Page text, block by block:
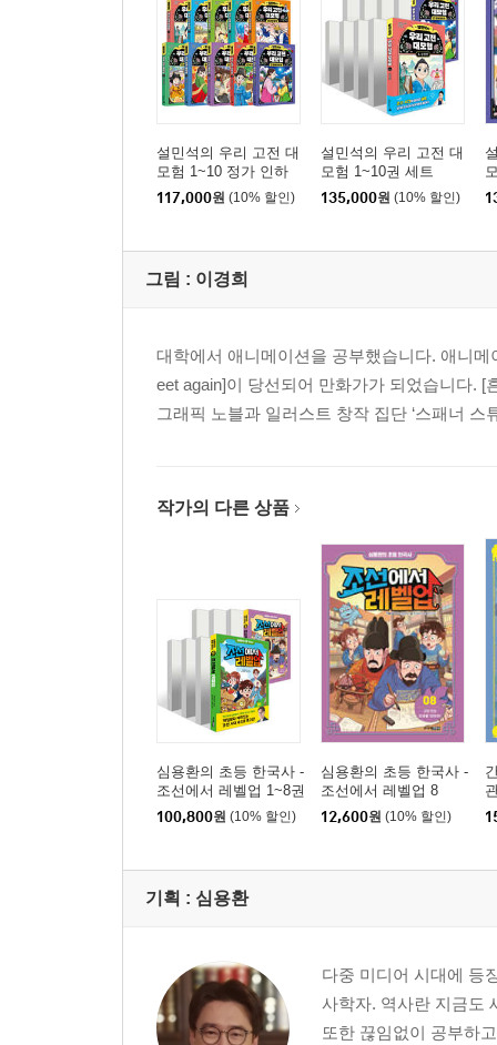
설민석의 우리 고전 대
모험 1~10 정가 인하
세트
117,000원 (10% 할인)
설민석의 우리 고전 대
모험 1~10권 세트
135,000원 (10% 할인)
그림 : 이경희
대학에서 애니메이션을 공부했습니다. 애니
eet again]이 당선되어 만화가가 되었습니다.
그래픽 노블과 일러스트 창작 집단 ‘스패너
작가의 다른 상품
심용환의 초등 한국사 -
조선에서 레벨업 1~8권
세트
100,800원 (10% 할인)
심용환의 초등 한국사 -
조선에서 레벨업 8
12,600원 (10% 할인)
기획 : 심용환
다중 미디어 시대에 등
사학자. 역사란 지금도
또한 끊임없이 공부하